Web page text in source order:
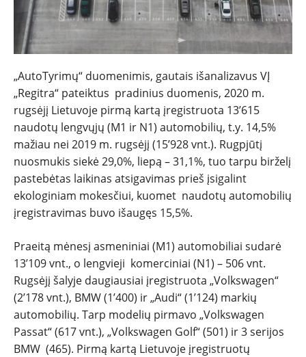
NAUJI
NAUDOTI
REPORTAŽAI
SPORTAS
PATARIMAI
ĮVAIRENYBĖS
„AutoTyrimų“ duomenimis, gautais išanalizavus VĮ
„Regitra“ pateiktus pradinius duomenis, 2020 m.
rugsėjį Lietuvoje pirmą kartą įregistruota 13’615
naudotų lengvųjų (M1 ir N1) automobilių, t.y. 14,5%
mažiau nei 2019 m. rugsėjį (15’928 vnt.). Rugpjūtį
nuosmukis siekė 29,0%, liepą – 31,1%, tuo tarpu birželį
pastebėtas laikinas atsigavimas prieš įsigalint
ekologiniam mokesčiui, kuomet naudotų automobilių
įregistravimas buvo išaugęs 15,5%.
Praeitą mėnesį asmeniniai (M1) automobiliai sudarė
13’109 vnt., o lengvieji komerciniai (N1) – 506 vnt.
Rugsėjį šalyje daugiausiai įregistruota „Volkswagen“
(2’178 vnt.), BMW (1’400) ir „Audi“ (1’124) markių
automobilių. Tarp modelių pirmavo „Volkswagen
Passat“ (617 vnt.), „Volkswagen Golf“ (501) ir 3 serijos
BMW (465). Pirmą kartą Lietuvoje įregistruotų